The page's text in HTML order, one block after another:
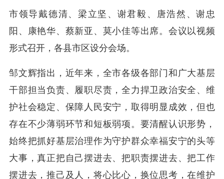
市领导戴德清、梁立坚、谢君毅、唐浩然、谢忠
阳、康艳华、蔡新亚、莫小佳等出席。会议以视频
形式召开，各县市区设分会场。
邹文辉指出，近年来，全市各级各部门和广大基层
干部担当负责、履职尽责，全力捍卫政治安全、维
护社会稳定、保障人民安宁，取得明显成效，但也
存在不少薄弱环节和短板弱项。要清醒认识形势，
始终把抓好基层治理作为守护群众幸福安宁的头等
大事，真正把自己摆进去、把职责摆进去、把工作
摆进去，推己及人，将心比心，换位思考，在维护